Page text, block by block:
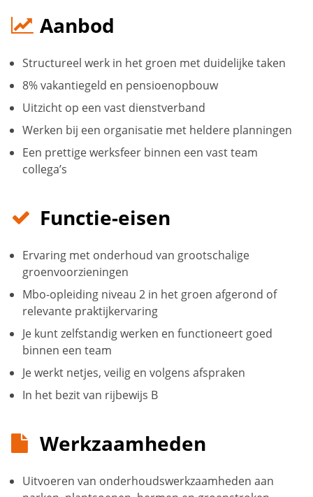
Aanbod
Structureel werk in het groen met duidelijke taken
8% vakantiegeld en pensioenopbouw
Uitzicht op een vast dienstverband
Werken bij een organisatie met heldere planningen
Een prettige werksfeer binnen een vast team
collega’s
Functie-eisen
Ervaring met onderhoud van grootschalige
groenvoorzieningen
Mbo-opleiding niveau 2 in het groen afgerond of
relevante praktijkervaring
Je kunt zelfstandig werken en functioneert goed
binnen een team
Je werkt netjes, veilig en volgens afspraken
In het bezit van rijbewijs B
Werkzaamheden
Uitvoeren van onderhoudswerkzaamheden aan